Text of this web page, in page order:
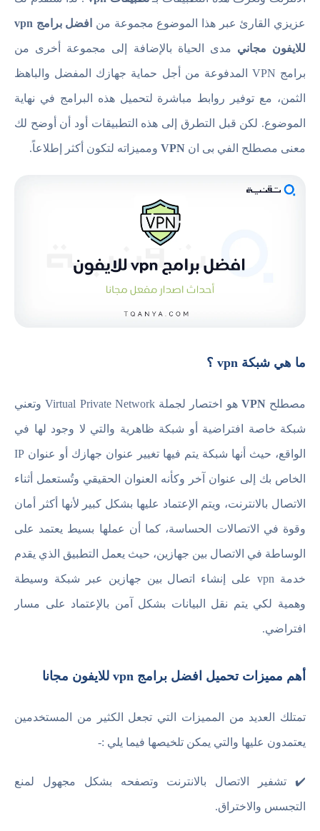
عزيزي القارئ عبر هذا الموضوع مجموعة من افضل برامج vpn
للايفون مجاني مدى الحياة بالإضافة إلى مجموعة أخرى من
برامج VPN المدفوعة من أجل حماية جهازك المفضل والباهظ
الثمن، مع توفير روابط مباشرة لتحميل هذه البرامج في نهاية
الموضوع. لكن قبل التطرق إلى هذه التطبيقات أود أن أوضح لك
معنى مصطلح الفي بى ان VPN ومميزاته لتكون أكثر إطلاعاً.
ما هي شبكة vpn ؟
مصطلحVPN هو اختصار لجملة Virtual Private Network وتعني
شبكة خاصة افتراضية أو شبكة ظاهرية والتي لا وجود لها في
الواقع، حيث أنها شبكة يتم فيها تغيير عنوان جهازك أو عنوان IP
الخاص بك إلى عنوان آخر وكأنه العنوان الحقيقي وتُستعمل أثناء
الاتصال بالانترنت، ويتم الإعتماد عليها بشكل كبير لأنها أكثر أمان
وقوة في الاتصالات الحساسة، كما أن عملها بسيط يعتمد على
الوساطة في الاتصال بين جهازين، حيث يعمل التطبيق الذي يقدم
خدمة vpn على إنشاء اتصال بين جهازين عبر شبكة وسيطة
وهمية لكي يتم نقل البيانات بشكل آمن بالإعتماد على مسار
افتراضي.
أهم مميزات تحميل افضل برامج vpn للايفون مجانا
تمتلك العديد من المميزات التي تجعل الكثير من المستخدمين
يعتمدون عليها والتي يمكن تلخيصها فيما يلي :-
✔️ تشفير الاتصال بالانترنت وتصفحه بشكل مجهول لمنع
التجسس والاختراق.